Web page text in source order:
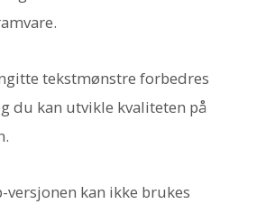
tekstmønstre forbedres
du kan utvikle kvaliteten på
versjonen kan ikke brukes